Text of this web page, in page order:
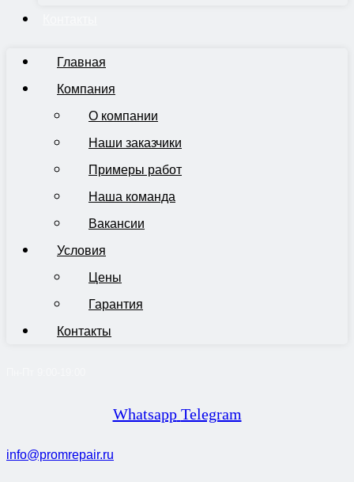
Главная
Компания
О компании
Наши заказчики
Примеры работ
Наша команда
Вакансии
Условия
Цены
Гарантия
Контакты
Whatsapp Telegram
info@promrepair.ru